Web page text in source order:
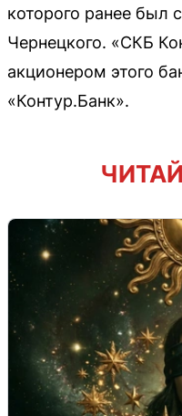
которого ранее был
Чернецкого. «СКБ
акционером этого
«Контур.Банк».